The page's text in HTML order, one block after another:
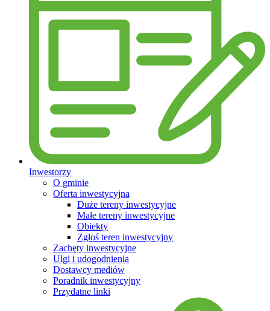
Inwestorzy
O gminie
Oferta inwestycyjna
Duże tereny inwestycyjne
Małe tereny inwestycyjne
Obiekty
Zgłoś teren inwestycyjny
Zachęty inwestycyjne
Ulgi i udogodnienia
Dostawcy mediów
Poradnik inwestycyjny
Przydatne linki